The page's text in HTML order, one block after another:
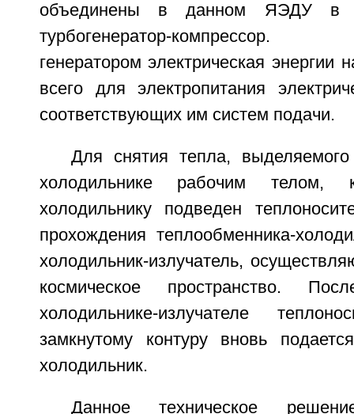
объединены в данном ЯЭДУ в
турбогенератор-компрессор.
генератором электрическая энергии
всего для электропитания
соответствующих им систем подачи.
Для снятия тепла,
холодильнике рабочим телом,
холодильнику подведен
прохождения теплообменника-
холодильник-излучатель,
космическое пространство.
холодильнике-излучателе
замкнутому контуру вновь
холодильник.
Данное техническое